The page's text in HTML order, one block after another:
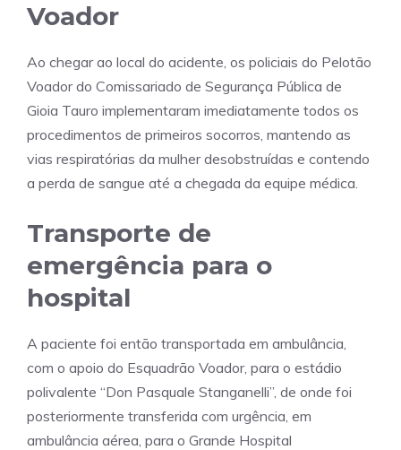
Voador
Ao chegar ao local do acidente, os policiais do Pelotão
Voador do Comissariado de Segurança Pública de
Gioia Tauro implementaram imediatamente todos os
procedimentos de primeiros socorros, mantendo as
vias respiratórias da mulher desobstruídas e contendo
a perda de sangue até a chegada da equipe médica.
Transporte de
emergência para o
hospital
A paciente foi então transportada em ambulância,
com o apoio do Esquadrão Voador, para o estádio
polivalente “Don Pasquale Stanganelli”, de onde foi
posteriormente transferida com urgência, em
ambulância aérea, para o Grande Hospital